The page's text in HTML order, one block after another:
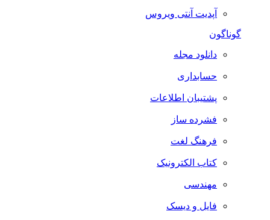
آپدیت آنتی ویروس
گوناگون
دانلود مجله
حسابداری
پشتیبان اطلاعات
فشرده ساز
فرهنگ لغت
کتاب الکترونیک
مهندسی
فایل و دیسک